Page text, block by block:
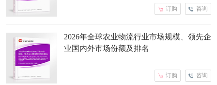
咨询
订购
2026年全球农业物流行业市场规模、领先企
业国内外市场份额及排名
咨询
订购